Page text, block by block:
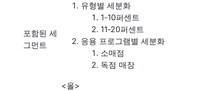
포함된 세
그먼트
유형별 세분화
1-10퍼센트
11-20퍼센트
응용 프로그램별 세분화
소매점
독점 매장
<올>